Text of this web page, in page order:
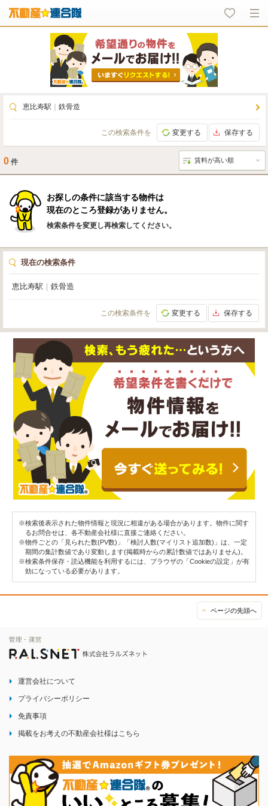
恵比寿駅 鉄骨造
この検索条件を 変更する 保存する
0 件
お探しの条件に該当する物件は
現在のところ登録がありません。
検索条件を変更し再検索してください。
現在の検索条件
恵比寿駅 鉄骨造
この検索条件を 変更する 保存する
※検索後表示された物件情報と現況に相違がある場合があります。物件に関す
るお問合せは、各不動産会社様に直接ご連絡ください。
※物件ごとの「見られた数(PV数)」「検討人数(マイリスト追加数)」は、一定
期間の集計数値であり変動します(掲載時からの累計数値ではありません)。
※検索条件保存・読込機能を利用するには、ブラウザの「Cookieの設定」が有
効になっている必要があります。
ページの先頭へ
運営会社について
プライバシーポリシー
免責事項
掲載をお考えの不動産会社様はこちら